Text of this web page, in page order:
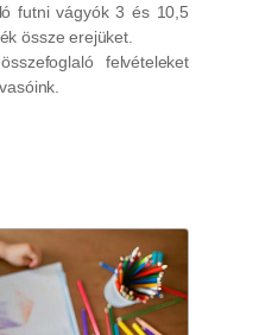
futni vágyók 3 és 10,5
össze erejüket.
felvételeket